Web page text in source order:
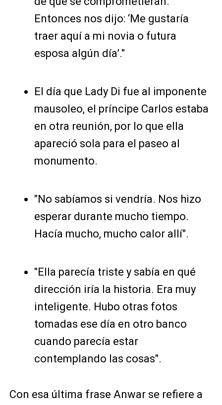
Entonces nos dijo: ‘Me gustaría
traer aquí a mi novia o futura
esposa algún día’."
El día que Lady Di fue al imponente
mausoleo, el príncipe Carlos estaba
en otra reunión, por lo que ella
apareció sola para el paseo al
monumento.
"No sabíamos si vendría. Nos hizo
esperar durante mucho tiempo.
Hacía mucho, mucho calor allí".
"Ella parecía triste y sabía en qué
dirección iría la historia. Era muy
inteligente. Hubo otras fotos
tomadas ese día en otro banco
cuando parecía estar
contemplando las cosas".
Con esa última frase Anwar se refiere a